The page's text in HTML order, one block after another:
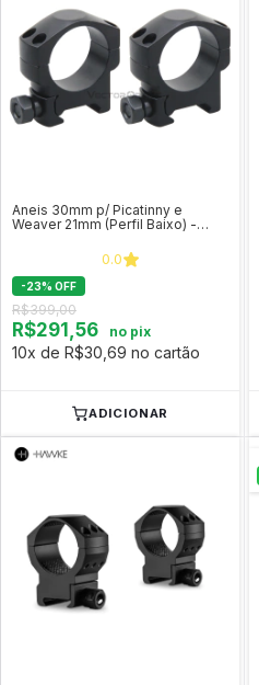
Aneis 30mm p/ Picatinny e
Weaver 21mm (Perfil Baixo) -
0.0
-23% OFF
R$399,00
R$291,56 no pix
10x de R$30,69 no cartão
ADICIONAR